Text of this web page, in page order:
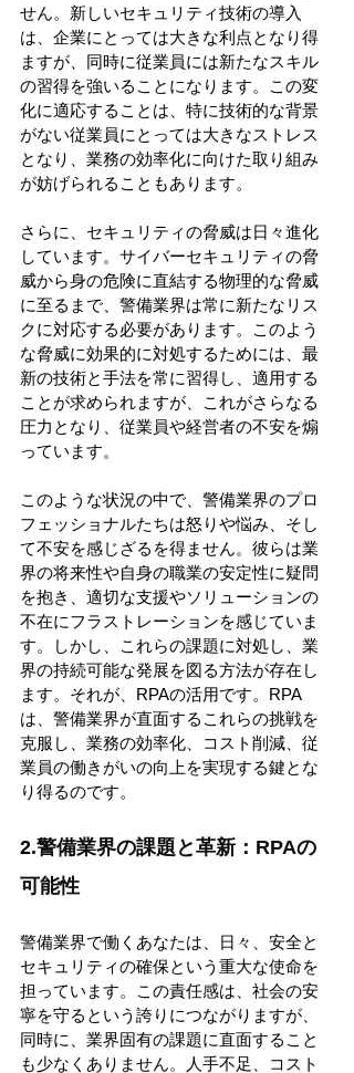
せん。新しいセキュリティ技術の導入
は、企業にとっては大きな利点となり得
ますが、同時に従業員には新たなスキル
の習得を強いることになります。この変
化に適応することは、特に技術的な背景
がない従業員にとっては大きなストレス
となり、業務の効率化に向けた取り組み
が妨げられることもあります。
さらに、セキュリティの脅威は日々進化
しています。サイバーセキュリティの脅
威から身の危険に直結する物理的な脅威
に至るまで、警備業界は常に新たなリス
クに対応する必要があります。このよう
な脅威に効果的に対処するためには、最
新の技術と手法を常に習得し、適用する
ことが求められますが、これがさらなる
圧力となり、従業員や経営者の不安を煽
っています。
このような状況の中で、警備業界のプロ
フェッショナルたちは怒りや悩み、そし
て不安を感じざるを得ません。彼らは業
界の将来性や自身の職業の安定性に疑問
を抱き、適切な支援やソリューションの
不在にフラストレーションを感じていま
す。しかし、これらの課題に対処し、業
界の持続可能な発展を図る方法が存在し
ます。それが、RPAの活用です。RPA
は、警備業界が直面するこれらの挑戦を
克服し、業務の効率化、コスト削減、従
業員の働きがいの向上を実現する鍵とな
り得るのです。
2.警備業界の課題と革新：RPAの
可能性
警備業界で働くあなたは、日々、安全と
セキュリティの確保という重大な使命を
担っています。この責任感は、社会の安
寧を守るという誇りにつながりますが、
同時に、業界固有の課題に直面すること
も少なくありません。人手不足、コスト